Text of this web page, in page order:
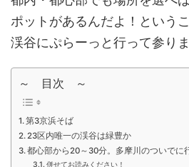
ポットがあるんだよ！という
渓谷にぷらーっと行って参りま
～ 目次 ～
第3京浜そば
23区内唯一の渓谷は緑豊か
都心部から20～30分。多摩川のついでに
併せてお読みください！